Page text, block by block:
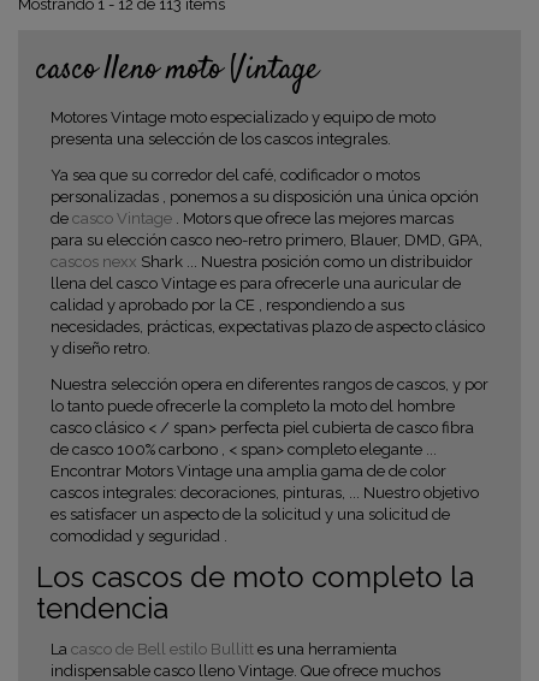
Mostrando 1 - 12 de 113 items
casco lleno moto Vintage
Motores Vintage moto especializado y equipo de moto
presenta una selección de los cascos integrales.
Ya sea que su corredor del café, codificador o motos
personalizadas , ponemos a su disposición una única opción
de casco Vintage . Motors que ofrece las mejores marcas
para su elección casco neo-retro primero, Blauer, DMD, GPA,
cascos nexx Shark ... Nuestra posición como un distribuidor
llena del casco Vintage es para ofrecerle una auricular de
calidad y aprobado por la CE , respondiendo a sus
necesidades, prácticas, expectativas plazo de aspecto clásico
y diseño retro.
Nuestra selección opera en diferentes rangos de cascos, y por
lo tanto puede ofrecerle la completo la moto del hombre
casco clásico < / span> perfecta piel cubierta de casco fibra
de casco 100% carbono , < span> completo elegante ...
Encontrar Motors Vintage una amplia gama de de color
cascos integrales: decoraciones, pinturas, ... Nuestro objetivo
es satisfacer un aspecto de la solicitud y una solicitud de
comodidad y seguridad .
Los cascos de moto completo la
tendencia
La casco de Bell estilo Bullitt es una herramienta
indispensable casco lleno Vintage. Que ofrece muchos